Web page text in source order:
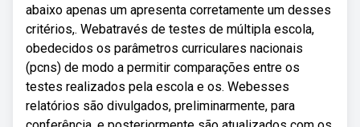
abaixo apenas um apresenta corretamente um desses
critérios,. Webatravés de testes de múltipla escola,
obedecidos os parâmetros curriculares nacionais
(pcns) de modo a permitir comparações entre os
testes realizados pela escola e os. Webesses
relatórios são divulgados, preliminarmente, para